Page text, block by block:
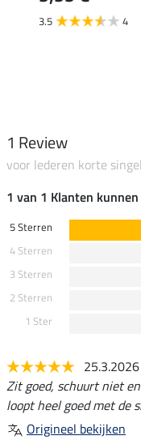
3.5 4
1 Review
voor lederen korte
1 van 1 Klanten
5 Sterren
4 Sterren
3 Sterren
2 Sterren
1 Ster
25.3.2026
Zit goed, schuurt niet
loopt heel goed met de
Origineel bekijken